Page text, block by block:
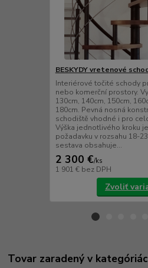
BESKYDY vretenové
Interiérové točité schody
nebo komerční prostory.
130cm, 140cm, 150cm,
180cm. Pevná nosná
schodiště vhodné i pro
Výška jednotlivého kroku
požadavku v rozsahu 18-
sestava obsahuje...
2 300 €/ks
1 901 € bez DPH
Zvoliť
Tovar zaradený v